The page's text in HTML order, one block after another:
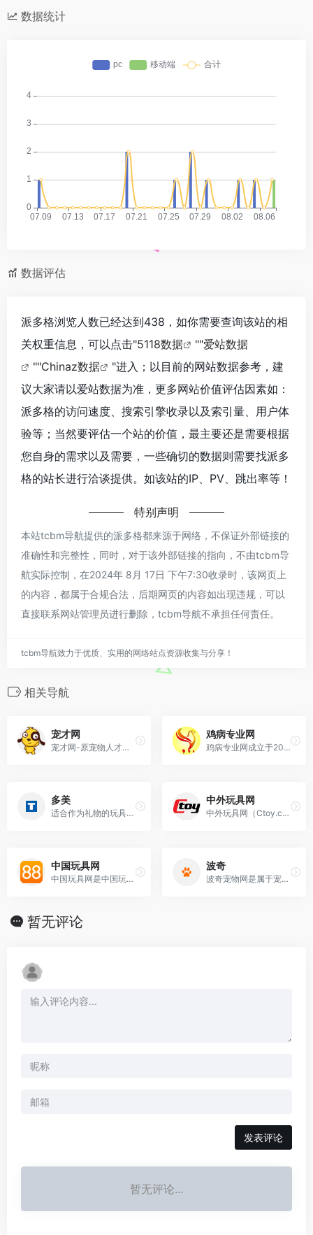
数据统计
数据评估
派多格浏览人数已经达到438，如你需要查询该站的相
关权重信息，可以点击"5118数据 ""爱站数据
""Chinaz数据
"进入；以目前的网站数据参考，建
议大家请以爱站数据为准，更多网站价值评估因素如：
派多格的访问速度、搜索引擎收录以及索引量、用户体
验等；当然要评估一个站的价值，最主要还是需要根据
您自身的需求以及需要，一些确切的数据则需要找派多
格的站长进行洽谈提供。如该站的IP、PV、跳出率等！
特别声明
本站tcbm导航提供的派多格都来源于网络，不保证外部链接的
准确性和完整性，同时，对于该外部链接的指向，不由tcbm导
航实际控制，在2024年 8月 17日 下午7:30收录时，该网页上
的内容，都属于合规合法，后期网页的内容如出现违规，可以
直接联系网站管理员进行删除，tcbm导航不承担任何责任。
tcbm导航致力于优质、实用的网络站点资源收集与分享！
相关导航
宠才网
宠才网-原宠物人才网(Pethr.com)专注于宠物招聘,中国宠物人才网站,是宠物医院招聘、宠物店招聘和宠物医生、训犬师、实习生、饲养员、医师、宠物美容师招聘求
鸡病专业网
鸡病专业网成立于2005年，是中国领先的养鸡与鸡病防控网络信息服务商，提供肉鸡价格、鸡蛋淘汰鸡价格查询和鸡病防控技术，致力于服务养鸡业和行业食品安全。
多美
适合作为礼物的玩具！这是一家制造销售玩具公司的官方网站。可以了解多美的公司信息和商品信息。
中外玩具网
中外玩具网（Ctoy.com.cn）是广东省玩具协会旗下玩具业领先网络传媒，通过门户站、新媒体、APP、特刊等媒介为玩具产业提供资讯和商贸(B2B)服务。
中国玩具网
中国玩具网是中国玩具行业门户网站，玩具设备产品网络交易平台，中国玩具网免费提供供求信息发布平台，免费展示最新最全玩具行业供求信息，寻找商机就到中国玩具网。
波奇
波奇宠物网是属于宠物爱好者的综合型网站.这里是宠物猫，宠物狗等宠物爱好者们的集中地.也是包含宠物商城和宠物百科的专业网站.选择波奇宠物网,健康宠物生活从波奇开始
暂无评论
发表评论
暂无评论...